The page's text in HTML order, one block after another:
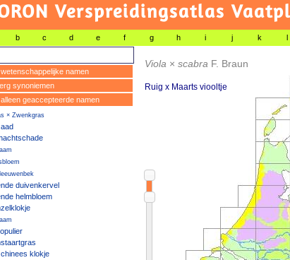
Verspreidingsatlas
b c d e f g h i j k l
namen
synoniemen
geaccepteerde namen
× Zwenkgras
duivenkervel
helmbloem
klokje
Viola × scabra F. Braun
Ruig x Maarts viooltje